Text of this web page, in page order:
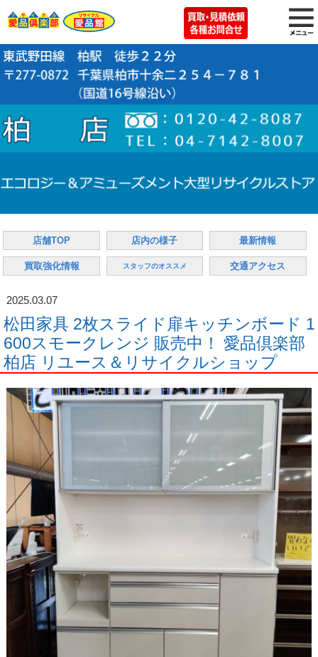
店舗TOP 店内の様子 最新情報
買取強化情報 スタッフのオススメ 交通アクセス
2025.03.07
松田家具 2枚スライド扉キッチンボード 1
600スモークレンジ 販売中！ 愛品倶楽部
柏店 リユース＆リサイクルショップ